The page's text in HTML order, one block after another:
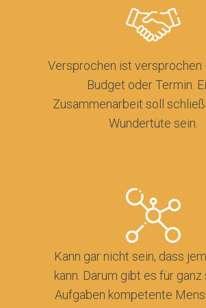
Versprochen ist versprochen
Budget oder Termin.
Zusammenarbeit soll
Wundertüte sein.
Kann gar nicht sein, dass
kann. Darum gibt es für
Aufgaben kompetente